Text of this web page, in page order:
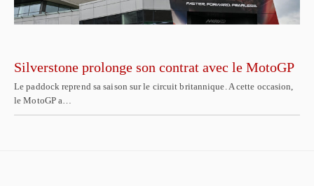
Silverstone prolonge son contrat avec le MotoGP
Le paddock reprend sa saison sur le circuit britannique. A cette occasion,
le MotoGP a…